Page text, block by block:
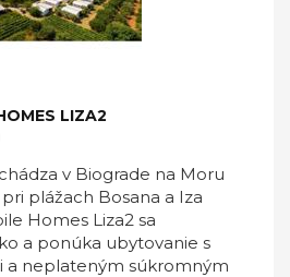
LIZA2
v Biograde na Moru
plážach Bosana a Iza
Homes Liza2 sa
a ponúka ubytovanie s
a neplateným súkromným